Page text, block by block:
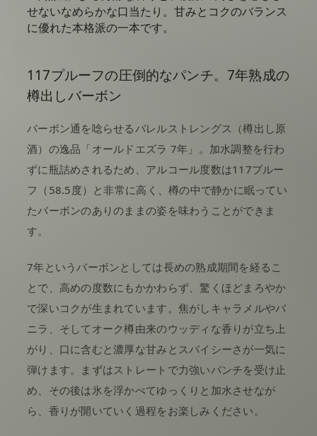
せないなめらかな口当たり。甘みとコクのバランス
に優れた本格派の一本です。
117プルーフの圧倒的なパンチ。7年熟成の
樽出しバーボン
バーボン通を唸らせるバレルストレングス（樽出し原
酒）の逸品「オールドエズラ 7年」。加水調整を行わ
ずに瓶詰めされるため、アルコール度数は117プルー
フ（58.5度）と非常に高く、樽の中で静かに眠ってい
たバーボンのありのままの姿を味わうことができま
す。
7年というバーボンとしては長めの熟成期間を経るこ
とで、高めの度数にもかかわらず、驚くほどまろやか
で深いコクが生まれています。焦がしキャラメルやバ
ニラ、そしてオーク樽由来のウッディな香りが立ち上
がり、口に含むと濃厚な甘みとスパイシーさが一気に
弾けます。まずはストレートで力強いパンチを受け止
め、その後は氷を浮かべてゆっくりと加水させなが
ら、香りが開いていく過程をお楽しみください。